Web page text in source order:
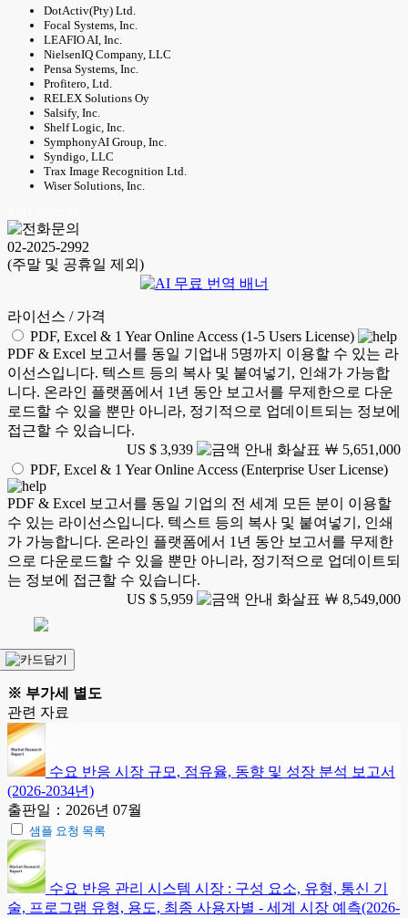
DotActiv(Pty) Ltd.
Focal Systems, Inc.
LEAFIO AI, Inc.
NielsenIQ Company, LLC
Pensa Systems, Inc.
Profitero, Ltd.
RELEX Solutions Oy
Salsify, Inc.
Shelf Logic, Inc.
SymphonyAI Group, Inc.
Syndigo, LLC
Trax Image Recognition Ltd.
Wiser Solutions, Inc.
02-2025-2992
(주말 및 공휴일 제외)
라이선스 / 가격
PDF, Excel & 1 Year Online Access (1-5 Users License)
PDF & Excel 보고서를 동일 기업내 5명까지 이용할 수 있는 라
이선스입니다. 텍스트 등의 복사 및 붙여넣기, 인쇄가 가능합
니다. 온라인 플랫폼에서 1년 동안 보고서를 무제한으로 다운
로드할 수 있을 뿐만 아니라, 정기적으로 업데이트되는 정보에
접근할 수 있습니다.
US $ 3,939
￦ 5,651,000
PDF, Excel & 1 Year Online Access (Enterprise User License)
PDF & Excel 보고서를 동일 기업의 전 세계 모든 분이 이용할
수 있는 라이선스입니다. 텍스트 등의 복사 및 붙여넣기, 인쇄
가 가능합니다. 온라인 플랫폼에서 1년 동안 보고서를 무제한
으로 다운로드할 수 있을 뿐만 아니라, 정기적으로 업데이트되
는 정보에 접근할 수 있습니다.
US $ 5,959
￦ 8,549,000
※ 부가세 별도
관련 자료
수요 반응 시장 규모, 점유율, 동향 및 성장 분석 보고서
(2026-2034년)
출판일：2026년 07월
샘플 요청 목록
수요 반응 관리 시스템 시장 : 구성 요소, 유형, 통신 기
술, 프로그램 유형, 용도, 최종 사용자별 - 세계 시장 예측(2026-